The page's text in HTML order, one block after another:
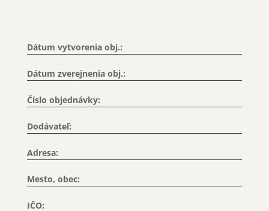
Dátum vytvorenia obj.:
Dátum zverejnenia obj.:
Číslo objednávky:
Dodávateľ:
Adresa:
Mesto, obec:
IČO: